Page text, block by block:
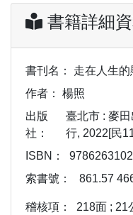
書籍詳細
書刊名：
走在人生
作者：
楊照
出版
社：
臺北市 : 麥
行, 2022[民
ISBN：
索書號：
861.57
稽核項：
218面 ; 21